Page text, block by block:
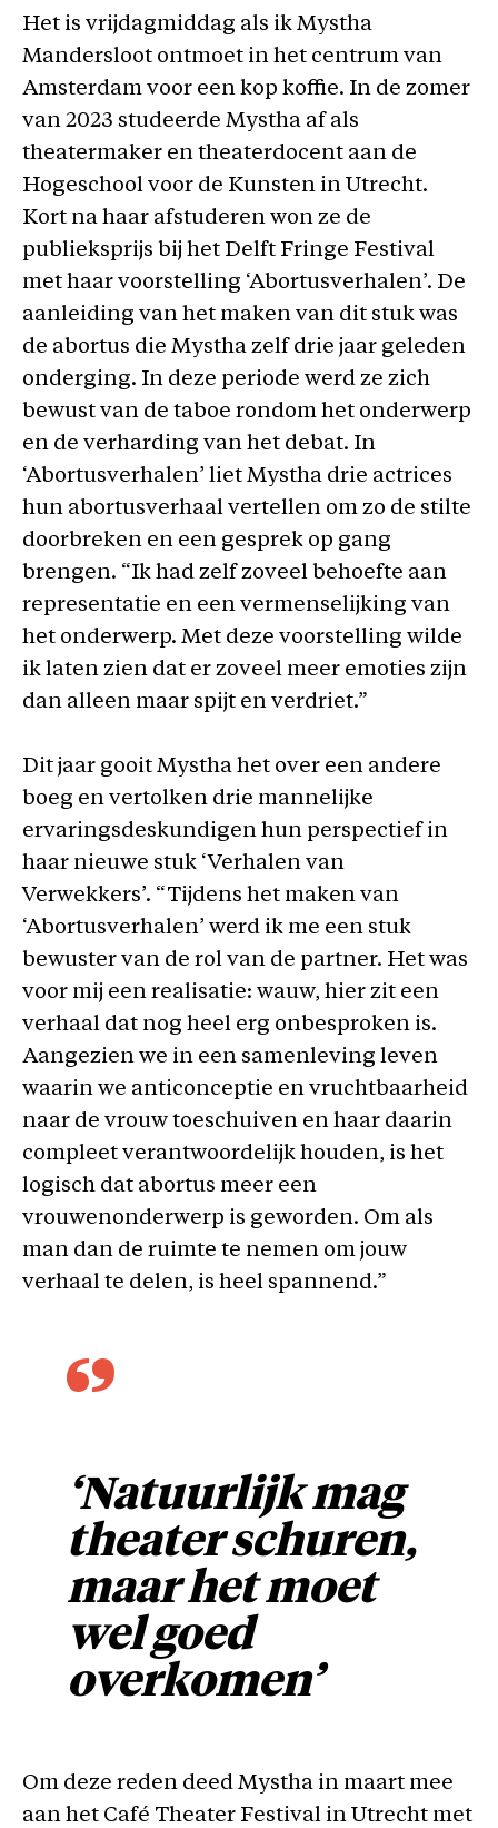
Het is vrijdagmiddag als ik Mystha
Mandersloot ontmoet in het centrum van
Amsterdam voor een kop koffie. In de zomer
van 2023 studeerde Mystha af als
theatermaker en theaterdocent aan de
Hogeschool voor de Kunsten in Utrecht.
Kort na haar afstuderen won ze de
publieksprijs bij het Delft Fringe Festival
met haar voorstelling ‘Abortusverhalen’. De
aanleiding van het maken van dit stuk was
de abortus die Mystha zelf drie jaar geleden
onderging. In deze periode werd ze zich
bewust van de taboe rondom het onderwerp
en de verharding van het debat. In
‘Abortusverhalen’ liet Mystha drie actrices
hun abortusverhaal vertellen om zo de stilte
doorbreken en een gesprek op gang
brengen. “Ik had zelf zoveel behoefte aan
representatie en een vermenselijking van
het onderwerp. Met deze voorstelling wilde
ik laten zien dat er zoveel meer emoties zijn
dan alleen maar spijt en verdriet.”
Dit jaar gooit Mystha het over een andere
boeg en vertolken drie mannelijke
ervaringsdeskundigen hun perspectief in
haar nieuwe stuk ‘Verhalen van
Verwekkers’. “Tijdens het maken van
‘Abortusverhalen’ werd ik me een stuk
bewuster van de rol van de partner. Het was
voor mij een realisatie: wauw, hier zit een
verhaal dat nog heel erg onbesproken is.
Aangezien we in een samenleving leven
waarin we anticonceptie en vruchtbaarheid
naar de vrouw toeschuiven en haar daarin
compleet verantwoordelijk houden, is het
logisch dat abortus meer een
vrouwenonderwerp is geworden. Om als
man dan de ruimte te nemen om jouw
verhaal te delen, is heel spannend.”
‘Natuurlijk mag
theater schuren,
maar het moet
wel goed
overkomen’
Om deze reden deed Mystha in maart mee
aan het Café Theater Festival in Utrecht met